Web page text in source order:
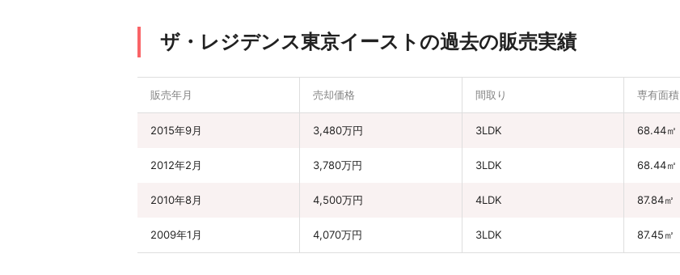
ザ・レジデンス東京イーストの過去の販売実績
販売年月 売却価格 間取り 専有面積
2015年9月 3,480万円 3LDK 68.44㎡
2012年2月 3,780万円 3LDK 68.44㎡
2010年8月 4,500万円 4LDK 87.84㎡
2009年1月 4,070万円 3LDK 87.45㎡